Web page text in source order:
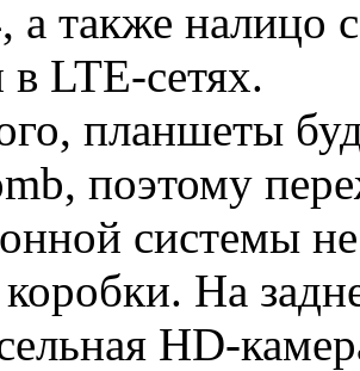
а также налицо
в LTE-сетях.
планшеты
поэтому
системы
коробки. На
HD-